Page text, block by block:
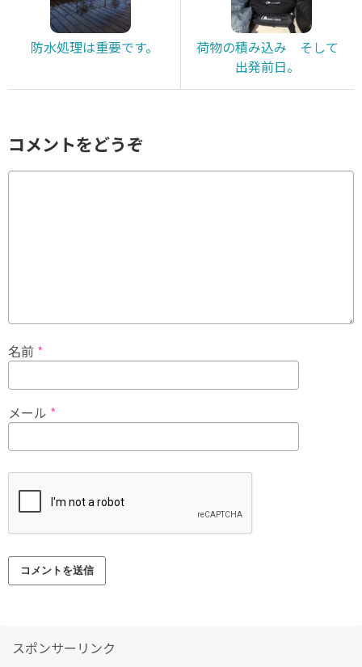
防水処理は重要です。
荷物の積み込み そして
出発前日。
コメントをどうぞ
名前 *
メール *
スポンサーリンク